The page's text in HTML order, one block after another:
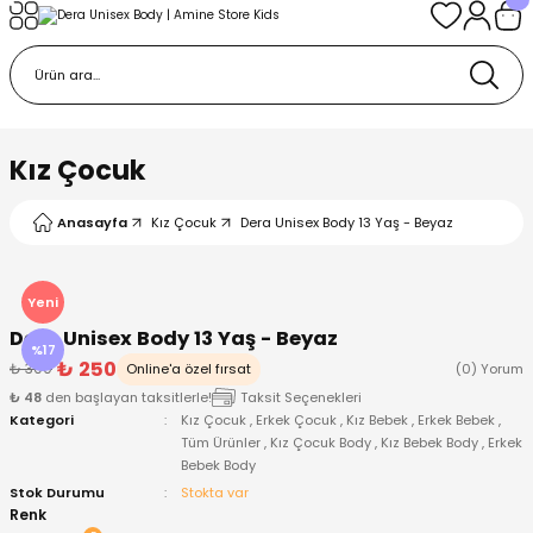
Kız Çocuk
Anasayfa Kız Çocuk Dera Unisex Body 13 Yaş - Beyaz
Yeni
%17
Dera Unisex Body 13 Yaş - Beyaz
₺ 300 ₺ 250 Online'a özel fırsat
(0) Yorum
₺ 48 den başlayan taksitlerle!
Taksit Seçenekleri
Kategori
Kız Çocuk , Erkek Çocuk , Kız Bebek , Erkek Bebek ,
Tüm Ürünler , Kız Çocuk Body , Kız Bebek Body , Erkek
Bebek Body
Stok Durumu
Stokta var
Renk
Giyim
Bere ve Eldiven
Bere ve Eldiven
Body
ve Patik
Çıkışı ve Zıbın Seti
Ürünleri